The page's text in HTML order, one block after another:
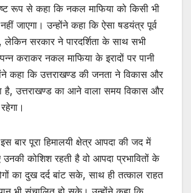
रूप से कहा कि नकल माफिया को किसी भी
जाएगा। उन्होंने कहा कि ऐसा षडयंत्र पूर्व
लेकिन सरकार ने पारदर्शिता के साथ सभी
कराकर नकल माफिया के इरादों पर पानी
कहा कि उत्तराखण्ड की जनता ने विकास और
है, उत्तराखण्ड का आने वाला समय विकास और
बार पूरा हिमालयी क्षेत्र आपदा की जद में
कोशिश रहती है वो आपदा प्रभावितों के
का दुख दर्द बांट सके, साथ ही तत्काल राहत